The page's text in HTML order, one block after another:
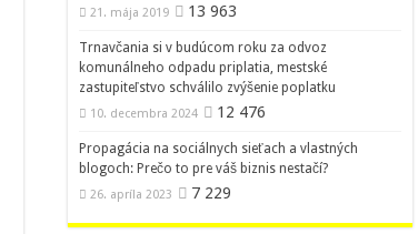
21. mája 2019 13 963
Trnavčania si v budúcom roku za odvoz
komunálneho odpadu priplatia, mestské
zastupiteľstvo schválilo zvýšenie poplatku
10. decembra 2024 12 476
Propagácia na sociálnych sieťach a vlastných
blogoch: Prečo to pre váš biznis nestačí?
26. apríla 2023 7 229